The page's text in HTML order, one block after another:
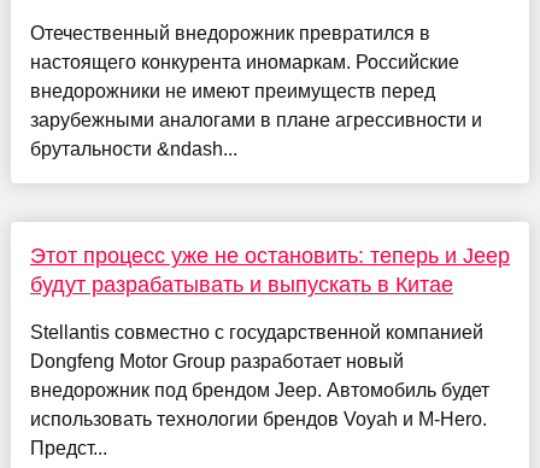
Отечественный внедорожник превратился в
настоящего конкурента иномаркам. Российские
внедорожники не имеют преимуществ перед
зарубежными аналогами в плане агрессивности и
брутальности &ndash...
Этот процесс уже не остановить: теперь и Jeep
будут разрабатывать и выпускать в Китае
Stellantis совместно с государственной компанией
Dongfeng Motor Group разработает новый
внедорожник под брендом Jeep. Автомобиль будет
использовать технологии брендов Voyah и M-Hero.
Предст...